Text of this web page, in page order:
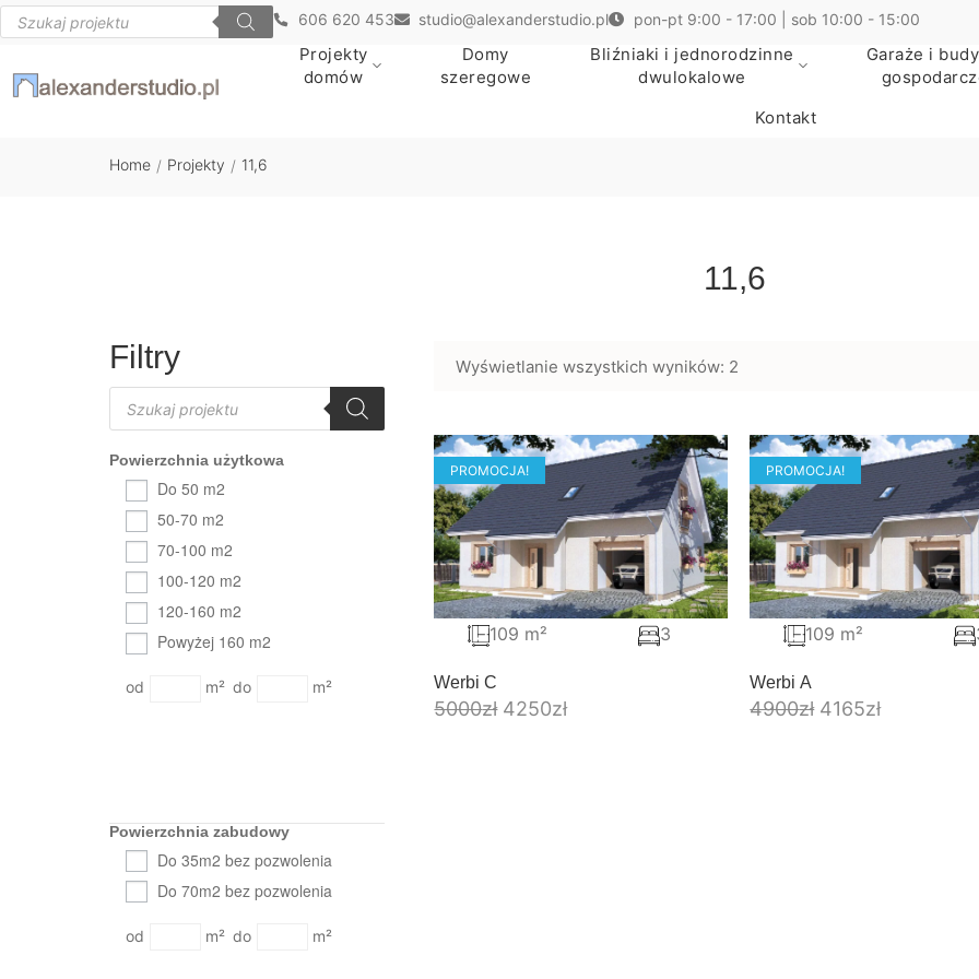
606 620 453 studio@alexanderstudio.pl pon-pt 9:00 - 17:00 | sob 10:00 - 15:00
Projekty
domów
Domy
szeregowe
Bliźniaki i jednorodzinne
dwulokalowe
Garaże i
Kontakt
Home / Projekty / 11,6
11,6
Filtry
Powierzchnia użytkowa
Do 50 m2
50-70 m2
70-100 m2
100-120 m2
120-160 m2
Powyżej 160 m2
m² m²
Powierzchnia zabudowy
Do 35m2 bez pozwolenia
Do 70m2 bez pozwolenia
m² m²
Wyświetlanie wszystkich wyników: 2
PROMOCJA!
Werbi C
5000zł 4250zł
109 m² 3
PROMOCJA!
Werbi A
4900zł 4165zł
109 m²